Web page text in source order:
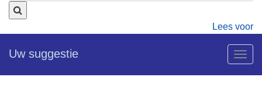
Lees voor
Uw suggestie